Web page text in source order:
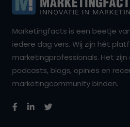
Marketingfacts is een beetje
iedere dag vers. Wij zijn hét
marketingprofessionals. Het zijn
podcasts, blogs, opinies en
marketingcommunity binden.